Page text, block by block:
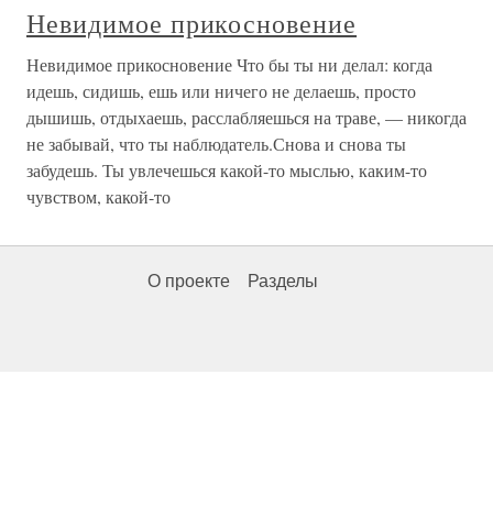
Невидимое прикосновение
Невидимое прикосновение Что бы ты ни делал: когда
идешь, сидишь, ешь или ничего не делаешь, просто
дышишь, отдыхаешь, расслабляешься на траве, — никогда
не забывай, что ты наблюдатель.Снова и снова ты
забудешь. Ты увлечешься какой-то мыслью, каким-то
чувством, какой-то
О проекте Разделы